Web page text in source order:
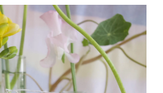
Spiral Print Collection
スパイラルが提案するオリジナルプ
リント作品
お問い合わせ